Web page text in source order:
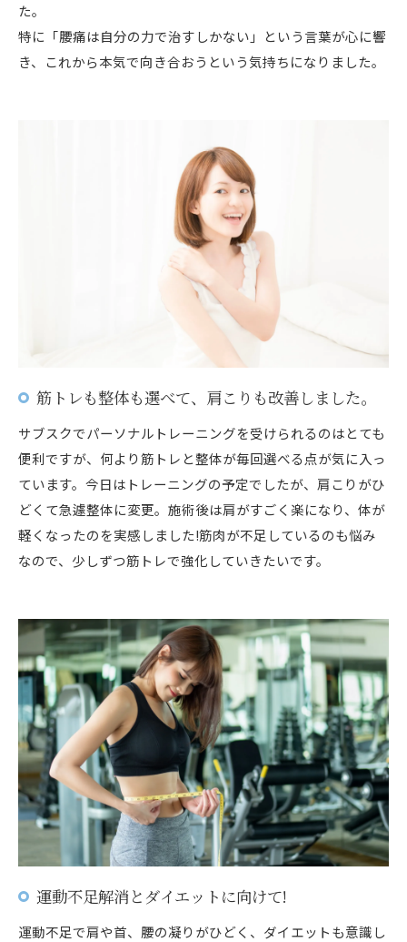
た。
特に「腰痛は自分の力で治すしかない」という言葉が心に響
き、これから本気で向き合おうという気持ちになりました。
筋トレも整体も選べて、肩こりも改善しました。
サブスクでパーソナルトレーニングを受けられるのはとても
便利ですが、何より筋トレと整体が毎回選べる点が気に入っ
ています。今日はトレーニングの予定でしたが、肩こりがひ
どくて急遽整体に変更。施術後は肩がすごく楽になり、体が
軽くなったのを実感しました!筋肉が不足しているのも悩み
なので、少しずつ筋トレで強化していきたいです。
運動不足解消とダイエットに向けて!
運動不足で肩や首、腰の凝りがひどく、ダイエットも意識し